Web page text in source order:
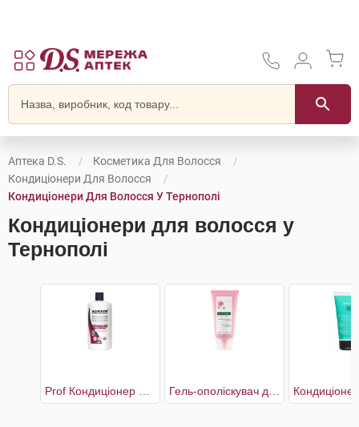
Аптека D.S.
Косметика Для Волосся
Кондиціонери Для Волосся
Кондиціонери Для Волосся У Тернополі
Кондиціонери для волосся у
Тернополі